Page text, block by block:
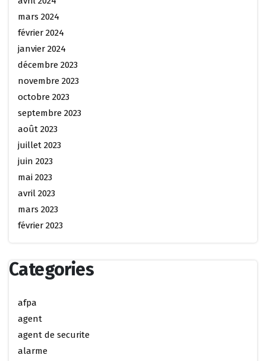
mars 2024
février 2024
janvier 2024
décembre 2023
novembre 2023
octobre 2023
septembre 2023
août 2023
juillet 2023
juin 2023
mai 2023
avril 2023
mars 2023
février 2023
Categories
afpa
agent
agent de securite
alarme